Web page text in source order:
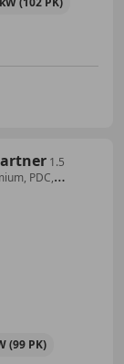
1.5
PDC,
(99 PK)